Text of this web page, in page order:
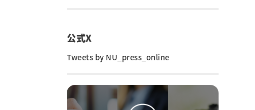
公式X
Tweets by NU_press_online